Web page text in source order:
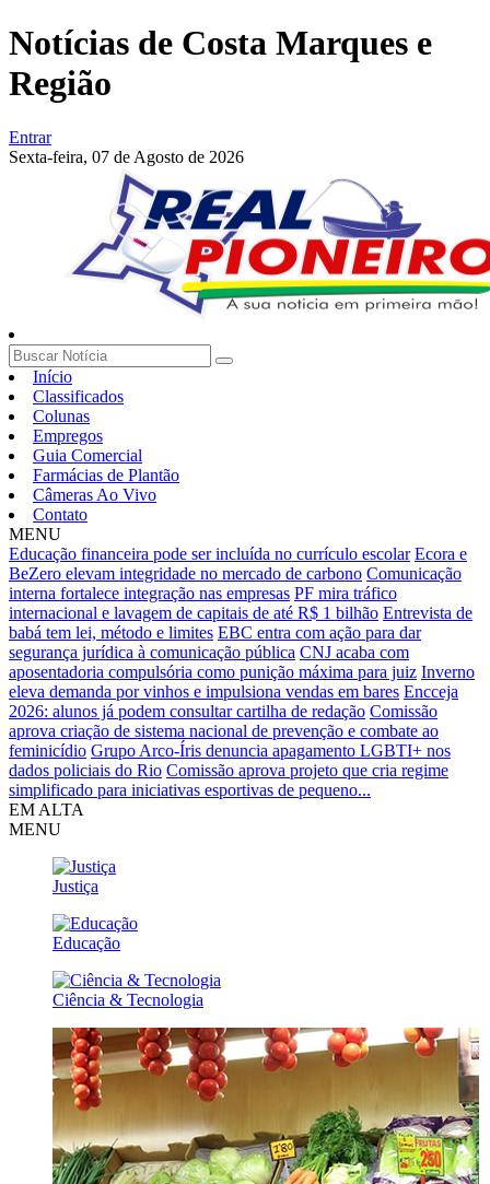
Notícias de Costa Marques e
Região
Entrar
Sexta-feira, 07 de Agosto de 2026
Início
Classificados
Colunas
Empregos
Guia Comercial
Farmácias de Plantão
Câmeras Ao Vivo
Contato
MENU
Educação financeira pode ser incluída no currículo escolar Ecora e
BeZero elevam integridade no mercado de carbono Comunicação
interna fortalece integração nas empresas PF mira tráfico
internacional e lavagem de capitais de até R$ 1 bilhão Entrevista de
babá tem lei, método e limites EBC entra com ação para dar
segurança jurídica à comunicação pública CNJ acaba com
aposentadoria compulsória como punição máxima para juiz Inverno
eleva demanda por vinhos e impulsiona vendas em bares Encceja
2026: alunos já podem consultar cartilha de redação Comissão
aprova criação de sistema nacional de prevenção e combate ao
feminicídio Grupo Arco-Íris denuncia apagamento LGBTI+ nos
dados policiais do Rio Comissão aprova projeto que cria regime
simplificado para iniciativas esportivas de pequeno...
EM ALTA
MENU
Justiça
Educação
Ciência & Tecnologia